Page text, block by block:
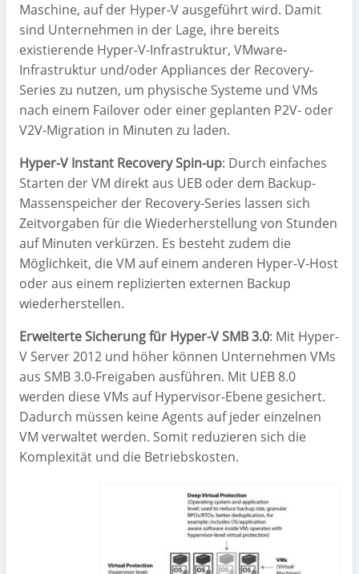
Maschine, auf der Hyper-V ausgeführt wird. Damit
sind Unternehmen in der Lage, ihre bereits
existierende Hyper-V-Infrastruktur, VMware-
Infrastruktur und/oder Appliances der Recovery-
Series zu nutzen, um physische Systeme und VMs
nach einem Failover oder einer geplanten P2V- oder
V2V-Migration in Minuten zu laden.
Hyper-V Instant Recovery Spin-up: Durch einfaches
Starten der VM direkt aus UEB oder dem Backup-
Massenspeicher der Recovery-Series lassen sich
Zeitvorgaben für die Wiederherstellung von Stunden
auf Minuten verkürzen. Es besteht zudem die
Möglichkeit, die VM auf einem anderen Hyper-V-Host
oder aus einem replizierten externen Backup
wiederherstellen.
Erweiterte Sicherung für Hyper-V SMB 3.0: Mit Hyper-
V Server 2012 und höher können Unternehmen VMs
aus SMB 3.0-Freigaben ausführen. Mit UEB 8.0
werden diese VMs auf Hypervisor-Ebene gesichert.
Dadurch müssen keine Agents auf jeder einzelnen
VM verwaltet werden. Somit reduzieren sich die
Komplexität und die Betriebskosten.